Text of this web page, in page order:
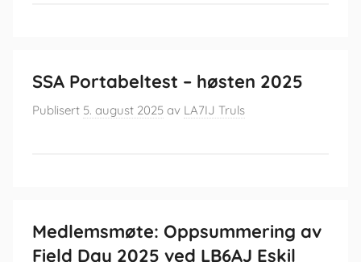
SSA Portabeltest – høsten 2025
Publisert 5. august 2025 av LA7IJ Truls
Medlemsmøte: Oppsummering av
Field Day 2025 ved LB6AJ Eskil